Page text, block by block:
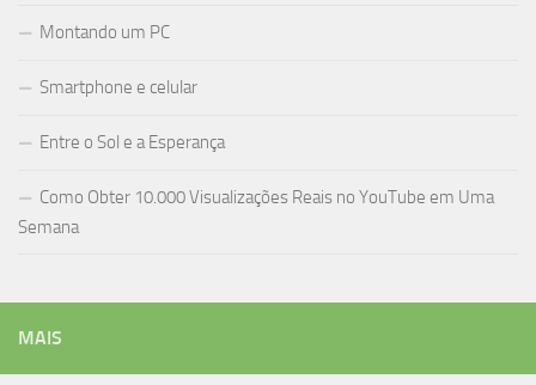
Montando um PC
Smartphone e celular
Entre o Sol e a Esperança
Como Obter 10.000 Visualizações Reais no YouTube em Uma
Semana
MAIS